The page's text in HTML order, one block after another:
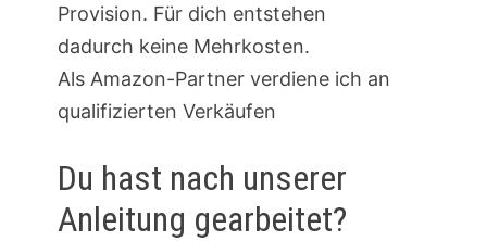
Provision. Für dich entstehen
dadurch keine Mehrkosten.
Als Amazon-Partner verdiene ich an
qualifizierten Verkäufen
Du hast nach unserer
Anleitung gearbeitet?